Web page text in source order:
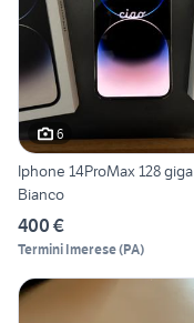
6
Iphone 14ProMax 128 giga
Bianco
400 €
Termini Imerese(PA)